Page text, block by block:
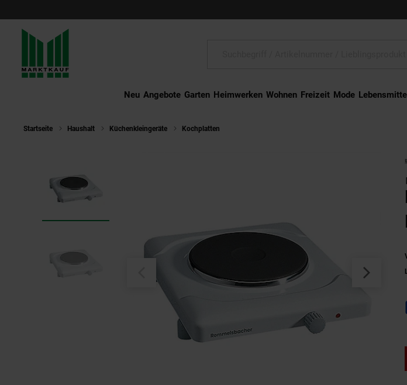
Neu Angebote Garten Heimwerken Wohnen Freizeit Mode Lebensmittel
Startseite Haushalt Küchenkleingeräte Kochplatten